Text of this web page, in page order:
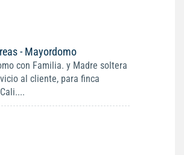
- Mayordomo
con Familia. y Madre soltera
al cliente, para finca